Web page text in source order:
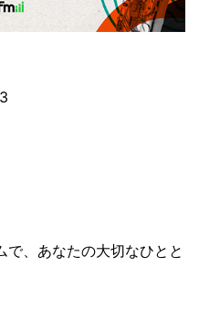
、あなたの大切なひとと